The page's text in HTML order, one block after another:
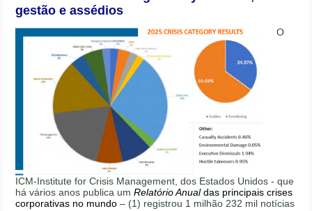
gestão e assédios
O
ICM-Institute for Crisis Management, dos Estados Unidos - que
há vários anos publica umRelatório Anualdas principais crises
corporativas no mundo – (1) registrou 1 milhão 232 mil notícias